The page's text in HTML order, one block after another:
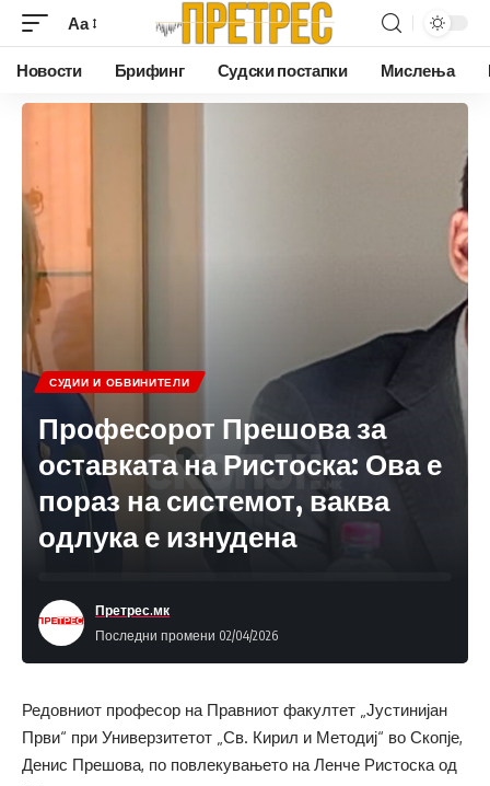
Аа
Новости Брифинг Судски постапки Мислења
СУДИИ И ОБВИНИТЕЛИ
Професорот Прешова за
оставката на Ристоска: Ова е
пораз на системот, ваква
одлука е изнудена
Последни промени 02/04/2026
Претрес.мк
Редовниот професор на Правниот факултет „Јустинијан
Први“ при Универзитетот „Св. Кирил и Методиј“ во Скопје,
Денис Прешова, по повлекувањето на Ленче Ристоска од